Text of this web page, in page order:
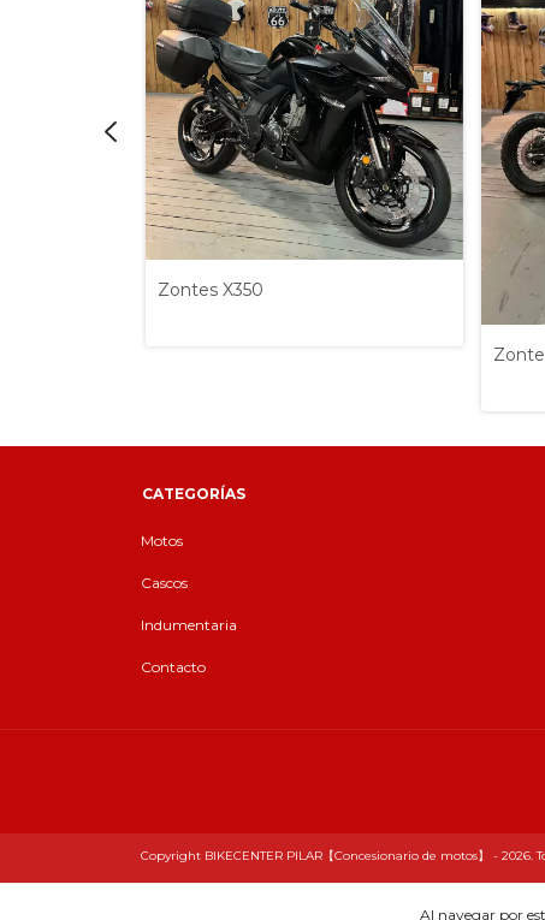
Al navegar por
Zontes X350
CATEGORÍAS
Motos
Cascos
Indumentaria
Contacto
Copyright BIKECENTER PILAR【Concesionario de motos】 - 2026.